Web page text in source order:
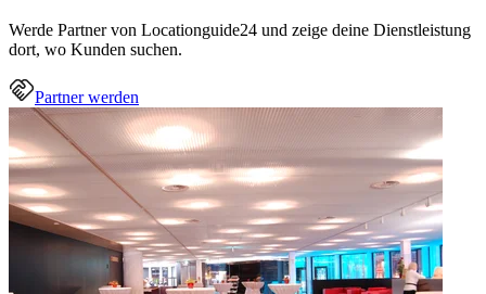
Werde Partner von Locationguide24 und zeige deine Dienstleistung
dort, wo Kunden suchen.
Partner werden